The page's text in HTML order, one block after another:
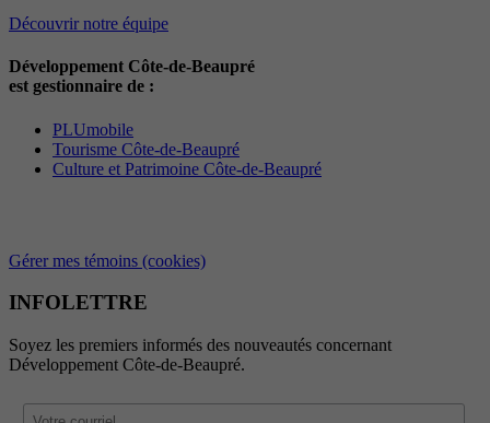
Découvrir notre équipe
Développement Côte-de-Beaupré
est gestionnaire de :
PLUmobile
Tourisme Côte-de-Beaupré
Culture et Patrimoine Côte-de-Beaupré
Gérer mes témoins (cookies)
INFOLETTRE
Soyez les premiers informés des nouveautés concernant
Développement Côte-de-Beaupré.